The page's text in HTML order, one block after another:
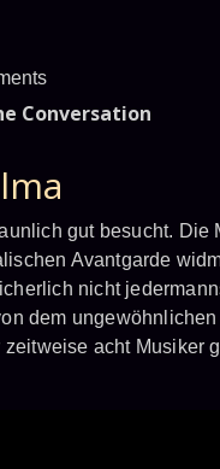
Conversation
gut besucht. Die
Avantgarde
nicht
dem
acht Musiker